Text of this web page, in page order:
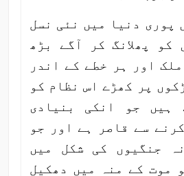
پوری دنیا میں نئی نسل
کو پھلانگ کر آگے بڑھ
اور ہر خطے کے اندر
پر کھڑے اس نظام کو
ہیں جو انکی بنیادی
سے قاصر ہے اور جو
جنگیوں کی شکل میں
موت کے منہ میں دھکیل